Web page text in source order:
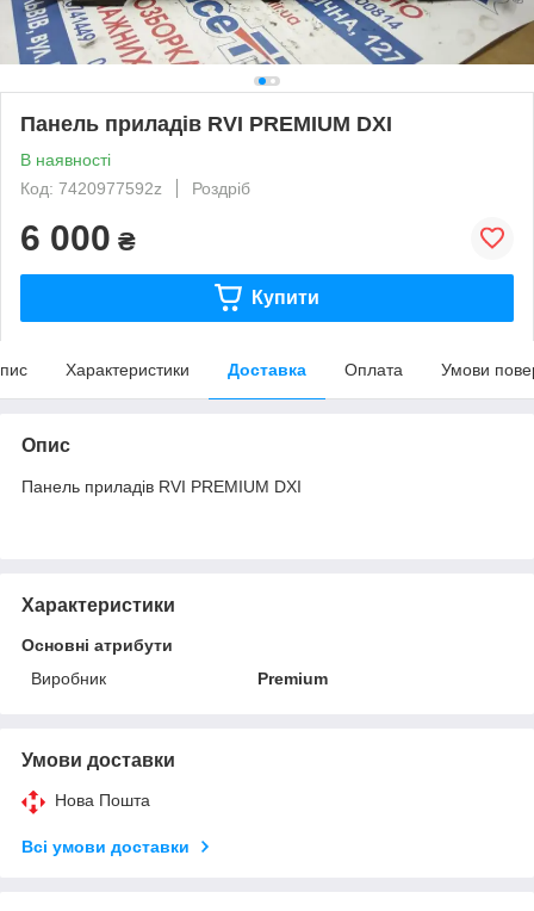
Панель приладів RVI PREMIUM DXI
В наявності
Код: 7420977592z
Роздріб
6 000 ₴
Купити
Характеристики Доставка Оплата Умови
Опис
Панель приладів RVI PREMIUM DXI
Характеристики
Основні атрибути
Виробник
Premium
Умови доставки
Нова Пошта
Всі умови доставки